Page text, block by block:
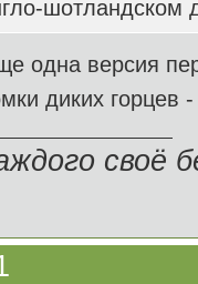
шотландском
одна версия
диких горцев
своё